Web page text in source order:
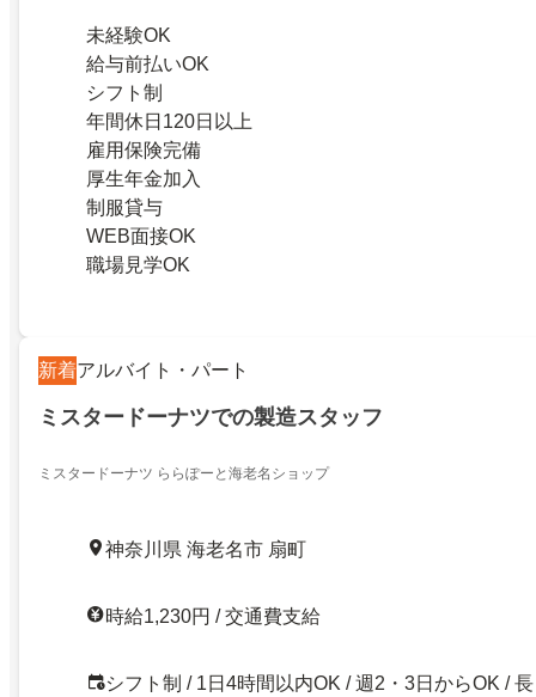
未経験OK
給与前払いOK
シフト制
年間休日120日以上
雇用保険完備
厚生年金加入
制服貸与
WEB面接OK
職場見学OK
新着アルバイト・パート
ミスタードーナツでの製造スタッフ
ミスタードーナツ ららぽーと海老名ショップ
神奈川県 海老名市 扇町
時給1,230円 / 交通費支給
シフト制 / 1日4時間以内OK / 週2・3日からOK / 長